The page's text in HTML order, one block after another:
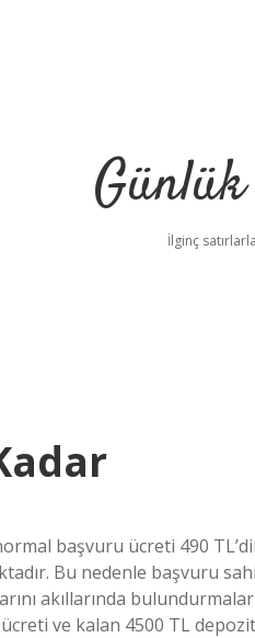
İlginç
başvuru ücreti 490
Bu nedenle başvuru
akıllarında
ve kalan 4500 TL